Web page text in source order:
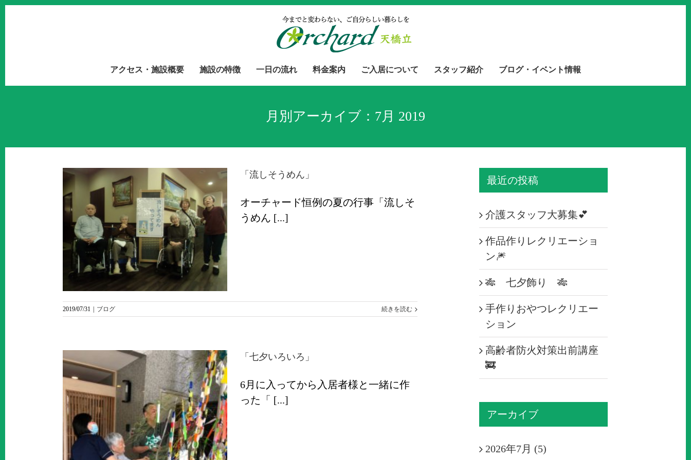
アクセス・施設概要 施設の特徴 一日の流れ 料金案内 ご入居について スタッフ紹介 ブログ・イベント情報
月別アーカイブ： 7月 2019
「流しそうめん」
オーチャード恒例の夏の行事「流しそ
うめん [...]
2019/07/31 ブログ 続きを読む
「七夕いろいろ」
6月に入ってから入居者様と一緒に作
った「 [...]
最近の投稿
介護スタッフ大募集💕
作品作りレクリエーショ
ン🎆
🎋 七夕飾り 🎋
手作りおやつレクリエー
ション
高齢者防火対策出前講座
🚒
アーカイブ
2026年7月 (5)